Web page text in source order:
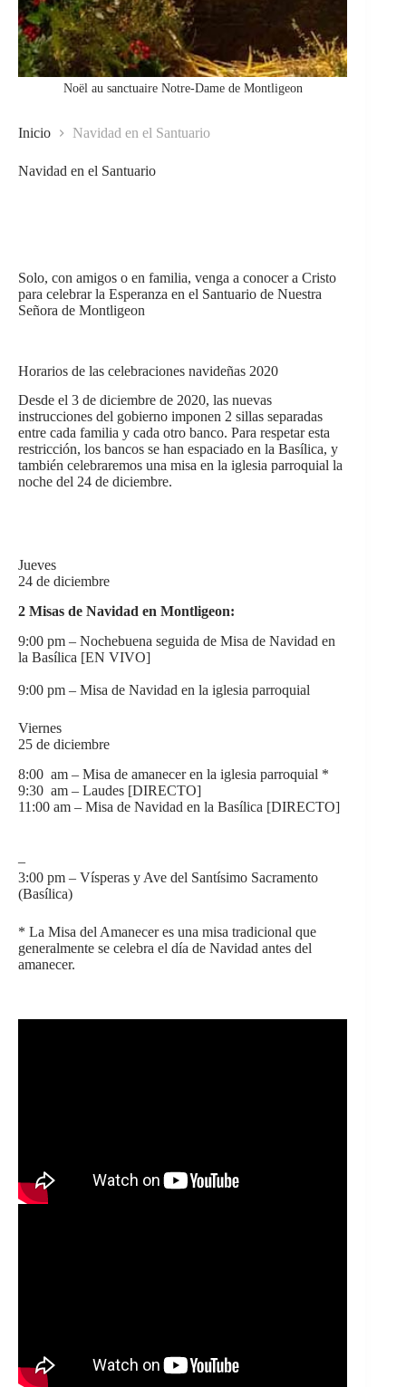
Noël au sanctuaire Notre-Dame de Montligeon
Inicio Navidad en el Santuario
Navidad en el Santuario
Solo, con amigos o en familia, venga a conocer a Cristo
para celebrar la Esperanza en el Santuario de Nuestra
Señora de Montligeon
Horarios de las celebraciones navideñas 2020
Desde el 3 de diciembre de 2020, las nuevas
instrucciones del gobierno imponen 2 sillas separadas
entre cada familia y cada otro banco. Para respetar esta
restricción, los bancos se han espaciado en la Basílica, y
también celebraremos una misa en la iglesia parroquial la
noche del 24 de diciembre.
Jueves
24 de diciembre
2 Misas de Navidad en Montligeon:
9:00 pm – Nochebuena seguida de Misa de Navidad en
la Basílica [EN VIVO]
9:00 pm – Misa de Navidad en la iglesia parroquial
Viernes
25 de diciembre
8:00 am – Misa de amanecer en la iglesia parroquial *
9:30 am – Laudes [DIRECTO]
11:00 am – Misa de Navidad en la Basílica [DIRECTO]
–
3:00 pm – Vísperas y Ave del Santísimo Sacramento
(Basílica)
* La Misa del Amanecer es una misa tradicional que
generalmente se celebra el día de Navidad antes del
amanecer.